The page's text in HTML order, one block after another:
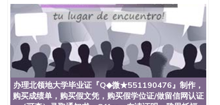
University）圣何塞州立大学学位证（San Jose State
University）圣何塞州立大学学位证（San Jose State
University）圣何塞州立大学学历证书（San Jose
State University）圣何塞州立大学学历证书（San
Jose State University）圣何塞州立大学学历证书
（San Jose State University）澳洲读书未毕业找人做
文凭学位qq微信551190476澳洲读CQU中央昆士兰大
学学历 绩单购买学位证书/澳洲读本科硕士做文凭/购
买澳洲大学毕业证成绩单假文凭学历
offieUniversityofSouthernQueensland 澳洲读书未毕
业找人做文凭学位qq微信551190476澳洲读CQU中央
办理北领地大学毕业证『Q◆微★551190476』制作，
购买成绩单，购买假文凭，购买假学位证/做留信网认证